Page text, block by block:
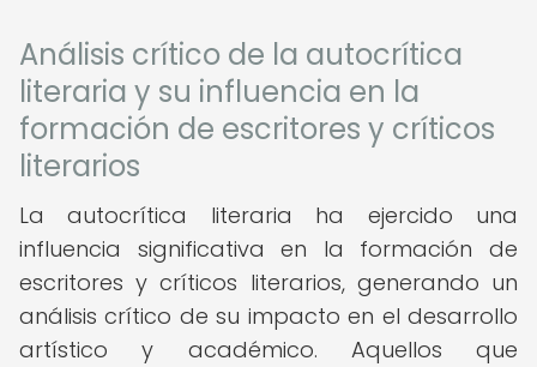
Análisis crítico de la autocrítica
literaria y su influencia en la
formación de escritores y críticos
literarios
La autocrítica literaria ha ejercido una
influencia significativa en la formación de
escritores y críticos literarios, generando un
análisis crítico de su impacto en el desarrollo
artístico y académico. Aquellos que